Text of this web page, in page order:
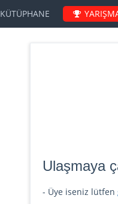
KÜTÜPHANE
Ulaşmaya
- Üye iseniz lütfen